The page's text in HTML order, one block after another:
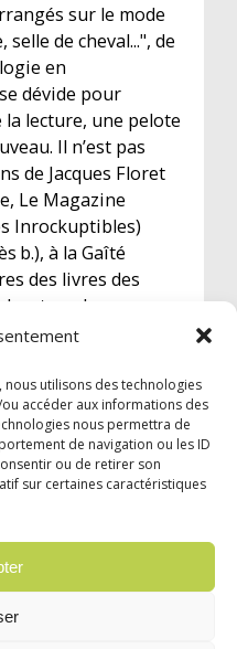
utilisons des technologies
accéder aux informations des
nous permettra de
de navigation ou les ID
ou de retirer son
sur certaines caractéristiques
sur le mode
de cheval...", de
en
dévide pour
lecture, une pelote
Il n’est pas
de Jacques Floret
Le Magazine
Inrockuptibles)
b.), à la Gaîté
des livres des
et sur les
Et
Español
Italiano